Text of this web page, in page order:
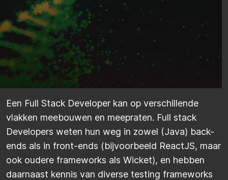
Een Full Stack Developer kan op verschillende
vlakken meebouwen en meepraten. Full stack
Developers weten hun weg in zowel (Java) back-
ends als in front-ends (bijvoorbeeld ReactJS, maar
ook oudere frameworks als Wicket), en hebben
daarnaast kennis van diverse testing frameworks